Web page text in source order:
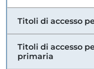
Titoli di accesso
Titoli di accesso
primaria